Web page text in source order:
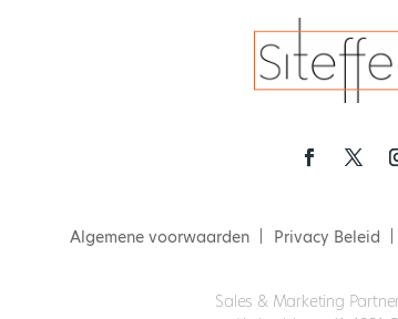
Algemene voorwaarden Privacy Beleid
Sales & Marketing